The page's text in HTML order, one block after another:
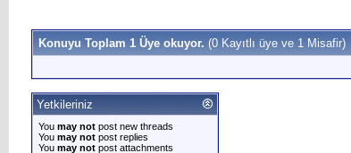
Konuyu Toplam 1 Üye okuyor. (0 Kayıtlı üye ve 1 Misafir)
Yetkileriniz
You may not post new threads
You may not post replies
You may not post attachments